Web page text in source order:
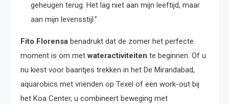
geheugen terug. Het lag niet aan mijn leeftijd, maar
aan mijn levensstijl.”
Fito Florensa benadrukt dat de zomer het perfecte
moment is om metwateractiviteiten te beginnen. Of u
nu kiest voor baantjes trekken in het De Mirandabad,
aquarobics met vrienden op Texel of een work-out bij
het Koa Center, u combineert beweging met